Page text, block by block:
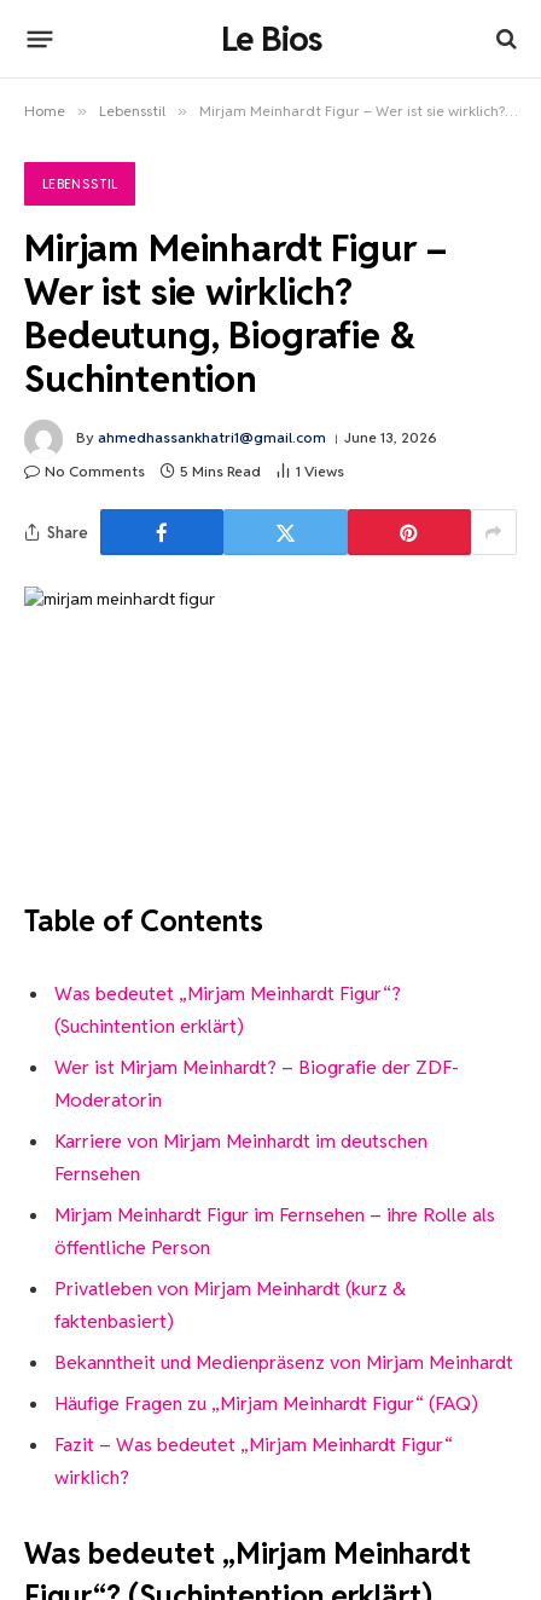
Le Bios
Home » Lebensstil » Mirjam Meinhardt Figur – Wer ist sie wirklich? Bedeutung, Biografie & Suchintention
LEBENSSTIL
Mirjam Meinhardt Figur –
Wer ist sie wirklich?
Bedeutung, Biografie &
Suchintention
By ahmedhassankhatri1@gmail.com
June 13, 2026
No Comments
5 Mins Read 1 Views
Share
Table of Contents
Was bedeutet „Mirjam Meinhardt Figur“?
(Suchintention erklärt)
Wer ist Mirjam Meinhardt? – Biografie der ZDF-
Moderatorin
Karriere von Mirjam Meinhardt im deutschen
Fernsehen
Mirjam Meinhardt Figur im Fernsehen – ihre Rolle als
öffentliche Person
Privatleben von Mirjam Meinhardt (kurz &
faktenbasiert)
Bekanntheit und Medienpräsenz von Mirjam Meinhardt
Häufige Fragen zu „Mirjam Meinhardt Figur“ (FAQ)
Fazit – Was bedeutet „Mirjam Meinhardt Figur“
wirklich?
Was bedeutet „Mirjam Meinhardt